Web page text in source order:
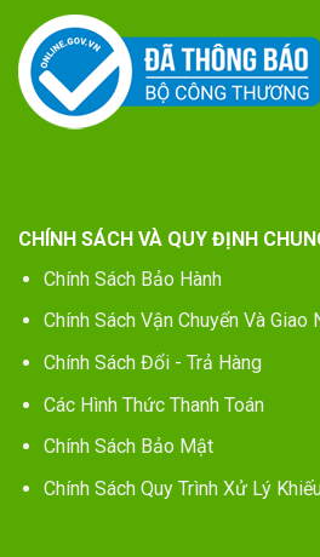
CHÍNH SÁCH VÀ QUY ĐỊNH
Chính Sách Bảo Hành
Chính Sách Vận Chuyển Và Giao
Chính Sách Đổi - Trả Hàng
Các Hình Thức Thanh Toán
Chính Sách Bảo Mật
Chính Sách Quy Trình Xử Lý